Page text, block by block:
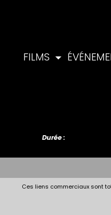
FILMS
Durée :
Ces liens commerciaux sont